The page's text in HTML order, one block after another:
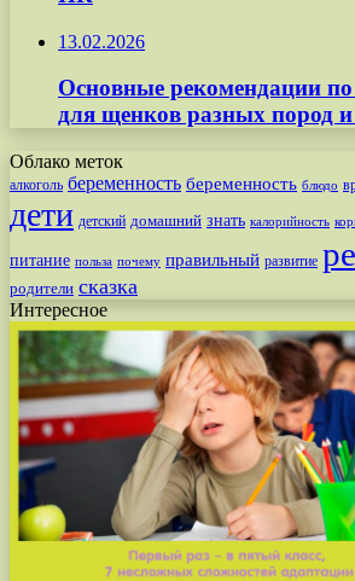
13.02.2026
Основные рекомендации
для щенков разных пород и
Облако меток
алкоголь беременность беременность блюдо
дети детский домашний знать калорийность
питание польза почему правильный развитие
родители сказка
Интересное